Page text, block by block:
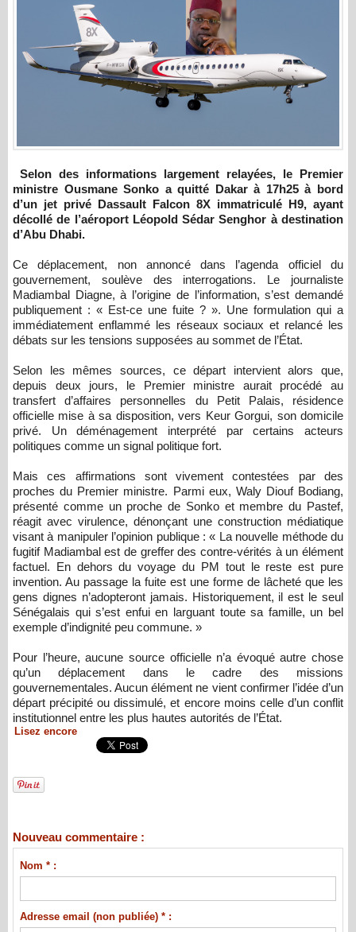
Selon des informations largement relayées, le Premier
ministre Ousmane Sonko a quitté Dakar à 17h25 à bord
d’un jet privé Dassault Falcon 8X immatriculé H9, ayant
décollé de l’aéroport Léopold Sédar Senghor à destination
d’Abu Dhabi.
Ce déplacement, non annoncé dans l’agenda officiel du
gouvernement, soulève des interrogations. Le journaliste
Madiambal Diagne, à l’origine de l’information, s’est demandé
publiquement : « Est-ce une fuite ? ». Une formulation qui a
immédiatement enflammé les réseaux sociaux et relancé les
débats sur les tensions supposées au sommet de l’État.
Selon les mêmes sources, ce départ intervient alors que,
depuis deux jours, le Premier ministre aurait procédé au
transfert d’affaires personnelles du Petit Palais, résidence
officielle mise à sa disposition, vers Keur Gorgui, son domicile
privé. Un déménagement interprété par certains acteurs
politiques comme un signal politique fort.
Mais ces affirmations sont vivement contestées par des
proches du Premier ministre. Parmi eux, Waly Diouf Bodiang,
présenté comme un proche de Sonko et membre du Pastef,
réagit avec virulence, dénonçant une construction médiatique
visant à manipuler l’opinion publique : « La nouvelle méthode du
fugitif Madiambal est de greffer des contre-vérités à un élément
factuel. En dehors du voyage du PM tout le reste est pure
invention. Au passage la fuite est une forme de lâcheté que les
gens dignes n’adopteront jamais. Historiquement, il est le seul
Sénégalais qui s’est enfui en larguant toute sa famille, un bel
exemple d’indignité peu commune. »
Pour l’heure, aucune source officielle n’a évoqué autre chose
qu’un déplacement dans le cadre des missions
gouvernementales. Aucun élément ne vient confirmer l’idée d’un
départ précipité ou dissimulé, et encore moins celle d’un conflit
institutionnel entre les plus hautes autorités de l’État.
Lisez encore
Nouveau commentaire :
Nom * :
Adresse email (non publiée) * :